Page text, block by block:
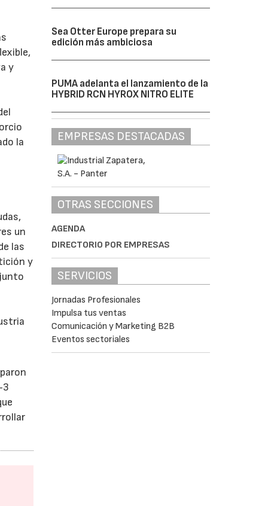
y
la
un
las
y
3
Sea Otter Europe prepara su
edición más ambiciosa
PUMA adelanta el lanzamiento de la
HYBRID RCN HYROX NITRO ELITE
EMPRESAS DESTACADAS
OTRAS SECCIONES
AGENDA
DIRECTORIO POR EMPRESAS
SERVICIOS
Jornadas Profesionales
Impulsa tus ventas
Comunicación y Marketing B2B
Eventos sectoriales